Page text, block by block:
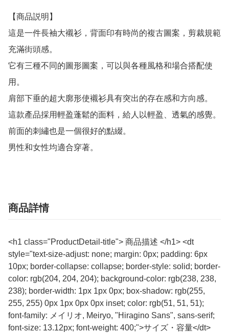
【商品説明】
這是一件長袖大襯衫，背面印有時尚的複古圖案，剪裁規範
充滿街頭感。
它有三種不同的圖形圖案，可以與各種風格和場合搭配使
用。
肩部下垂的超大廓形使襯衫具有突出的存在感和方向感。
這款產品採用輕盈蓬鬆的面料，給人以輕盈、透氣的感覺。
前面的刺繡也是一個很好的點綴。
男性和女性均適合穿著。
商品詳情
<h1 class="ProductDetail-title"> 商品描述 </h1> <dt
style="text-size-adjust: none; margin: 0px; padding: 6px
10px; border-collapse: collapse; border-style: solid; border-
color: rgb(204, 204, 204); background-color: rgb(238, 238,
238); border-width: 1px 1px 0px; box-shadow: rgb(255,
255, 255) 0px 1px 0px 0px inset; color: rgb(51, 51, 51);
font-family: メイリオ, Meiryo, "Hiragino Sans", sans-serif;
font-size: 13.12px; font-weight: 400;">サイズ・容量</dt>